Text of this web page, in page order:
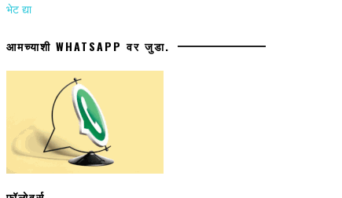
भेट द्या
आमच्याशी WHATSAPP वर जुडा.